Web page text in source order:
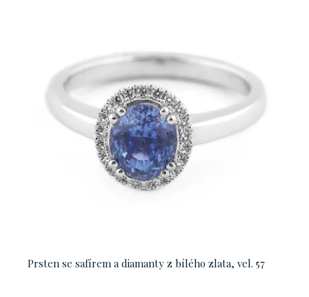
Prsten se safírem a diamanty z bílého zlata, vel. 57